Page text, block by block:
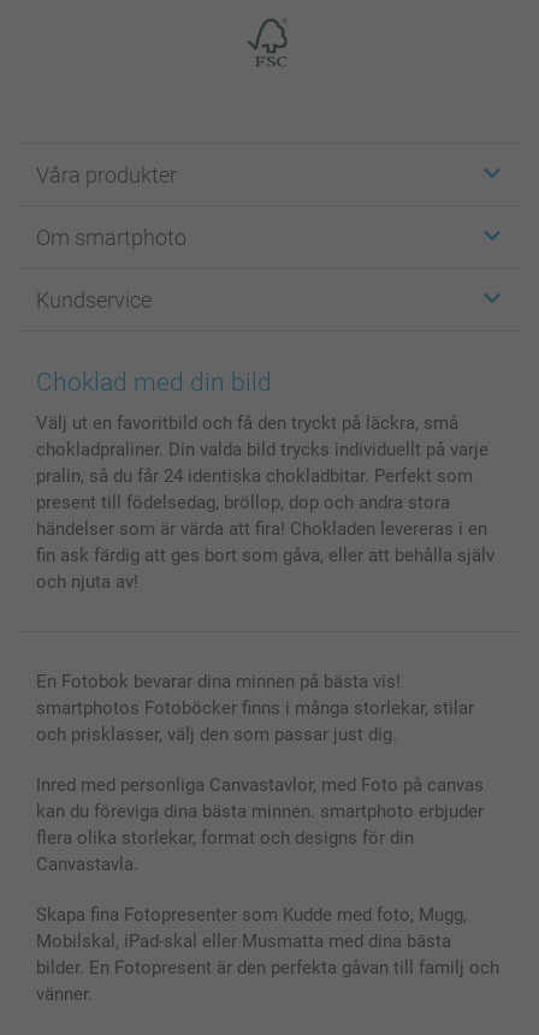
Våra produkter
Fotokort
Fotoböcker
Bilder, Fotoförstoring & Fotohäften
MyNameBook
Fotoalmanackor & Fotoagenda
Fotoramar & Tillbehör
Presentkort
Alla fotoprodukter
Om smartphoto
För affiliates
Cookie Policy
Villkor och garantier
Investor Relations
Kundservice
smartgaranti
Priser & betalning
Status på beställningar
Choklad med din bild
Välj ut en favoritbild och få den tryckt på läckra, små
chokladpraliner. Din valda bild trycks individuellt på varje
pralin, så du får 24 identiska chokladbitar. Perfekt som
present till födelsedag, bröllop, dop och andra stora
händelser som är värda att fira! Chokladen levereras i en
fin ask färdig att ges bort som gåva, eller att behålla själv
och njuta av!
En Fotobok bevarar dina minnen på bästa vis!
smartphotos Fotoböcker finns i många storlekar, stilar
och prisklasser, välj den som passar just dig.
Inred med personliga Canvastavlor, med Foto på canvas
kan du föreviga dina bästa minnen. smartphoto erbjuder
flera olika storlekar, format och designs för din
Canvastavla.
Skapa fina Fotopresenter som Kudde med foto, Mugg,
Mobilskal, iPad-skal eller Musmatta med dina bästa
bilder. En Fotopresent är den perfekta gåvan till familj och
vänner.